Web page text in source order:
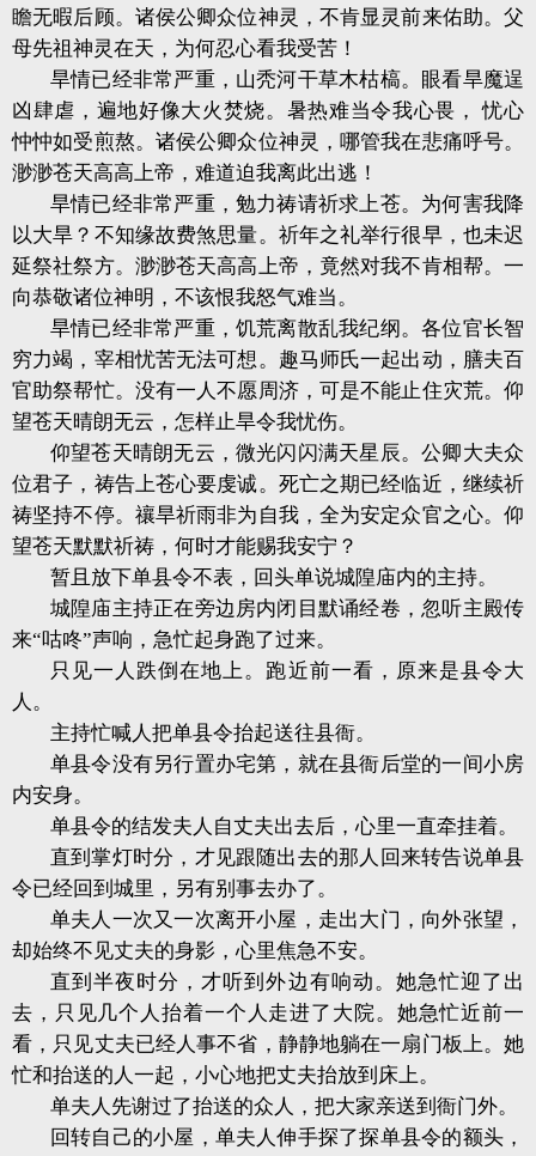
瞻无暇后顾。诸侯公卿众位神灵，不肯显灵前来佑助。父
母先祖神灵在天，为何忍心看我受苦！
旱情已经非常严重，山秃河干草木枯槁。眼看旱魔逞
凶肆虐，遍地好像大火焚烧。暑热难当令我心畏， 忧心
忡忡如受煎熬。诸侯公卿众位神灵，哪管我在悲痛呼号。
渺渺苍天高高上帝，难道迫我离此出逃！
旱情已经非常严重，勉力祷请祈求上苍。为何害我降
以大旱？不知缘故费煞思量。祈年之礼举行很早，也未迟
延祭社祭方。渺渺苍天高高上帝，竟然对我不肯相帮。一
向恭敬诸位神明，不该恨我怒气难当。
旱情已经非常严重，饥荒离散乱我纪纲。各位官长智
穷力竭，宰相忧苦无法可想。趣马师氏一起出动，膳夫百
官助祭帮忙。没有一人不愿周济，可是不能止住灾荒。仰
望苍天晴朗无云，怎样止旱令我忧伤。
仰望苍天晴朗无云，微光闪闪满天星辰。公卿大夫众
位君子，祷告上苍心要虔诚。死亡之期已经临近，继续祈
祷坚持不停。禳旱祈雨非为自我，全为安定众官之心。仰
望苍天默默祈祷，何时才能赐我安宁？
暂且放下单县令不表，回头单说城隍庙内的主持。
城隍庙主持正在旁边房内闭目默诵经卷，忽听主殿传
来“咕咚”声响，急忙起身跑了过来。
只见一人跌倒在地上。跑近前一看，原来是县令大
人。
主持忙喊人把单县令抬起送往县衙。
单县令没有另行置办宅第，就在县衙后堂的一间小房
内安身。
单县令的结发夫人自丈夫出去后，心里一直牵挂着。
直到掌灯时分，才见跟随出去的那人回来转告说单县
令已经回到城里，另有别事去办了。
单夫人一次又一次离开小屋，走出大门，向外张望，
却始终不见丈夫的身影，心里焦急不安。
直到半夜时分，才听到外边有响动。她急忙迎了出
去，只见几个人抬着一个人走进了大院。她急忙近前一
看，只见丈夫已经人事不省，静静地躺在一扇门板上。她
忙和抬送的人一起，小心地把丈夫抬放到床上。
单夫人先谢过了抬送的众人，把大家亲送到衙门外。
回转自己的小屋，单夫人伸手探了探单县令的额头，